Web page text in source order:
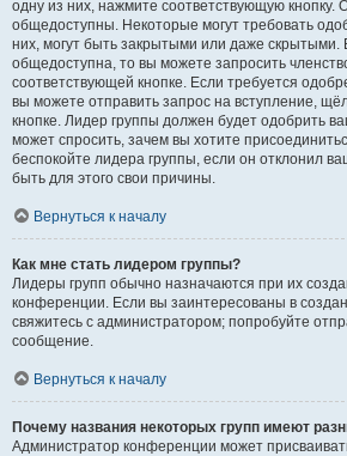
одну из них, нажмите соответствующую кнопку.
общедоступны. Некоторые могут требовать
них, могут быть закрытыми или даже скрытыми.
общедоступна, то вы можете запросить
соответствующей кнопке. Если требуется
вы можете отправить запрос на вступление,
кнопке. Лидер группы должен будет одобрить
может спросить, зачем вы хотите
беспокойте лидера группы, если он отклонил
быть для этого свои причины.
Вернуться к началу
Как мне стать лидером группы?
Лидеры групп обычно назначаются при их
конференции. Если вы заинтересованы в
свяжитесь с администратором; попробуйте
сообщение.
Вернуться к началу
Почему названия некоторых групп имеют
Администратор конференции может